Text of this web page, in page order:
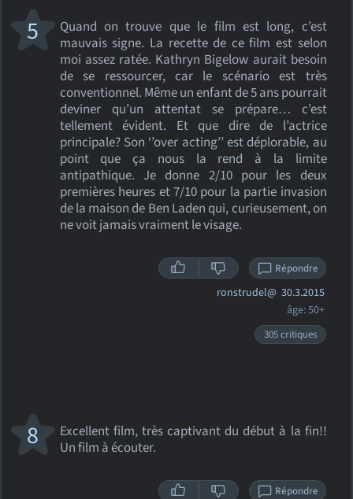
Quand on trouve que le film est long, c’est
mauvais signe. La recette de ce film est selon
moi assez ratée. Kathryn Bigelow aurait besoin
de se ressourcer, car le scénario est très
conventionnel. Même un enfant de 5 ans pourrait
deviner qu’un attentat se prépare… c’est
tellement évident. Et que dire de l’actrice
principale? Son ‘’over acting’’ est déplorable, au
point que ça nous la rend à la limite
antipathique. Je donne 2/10 pour les deux
premières heures et 7/10 pour la partie invasion
de la maison de Ben Laden qui, curieusement, on
ne voit jamais vraiment le visage.
5
Répondre
ronstrudel@ 30.3.2015
âge: 50+
305 critiques
Excellent film, très captivant du début à la fin!!
Un film à écouter.
8
Répondre